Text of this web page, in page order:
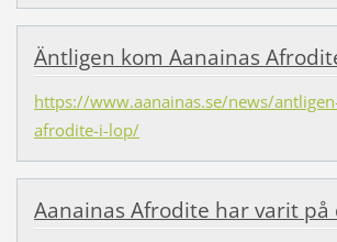
Äntligen kom Aanainas
https://www.aanainas.se/news/
afrodite-i-lop/
Aanainas Afrodite har varit på